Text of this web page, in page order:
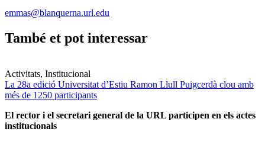
emmas@blanquerna.url.edu
També et pot interessar
Activitats, Institucional
La 28a edició Universitat d’Estiu Ramon Llull Puigcerdà clou amb
més de 1250 participants
El rector i el secretari general de la URL participen en els actes
institucionals